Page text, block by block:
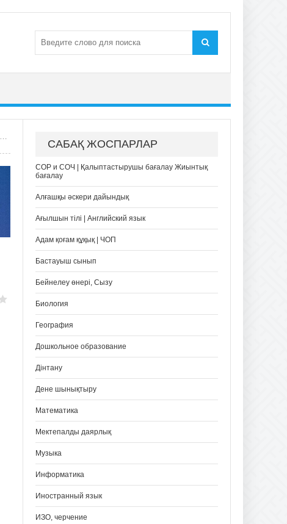
САБАҚ ЖОСПАРЛАР
СОР и СОЧ | Қалыптастырушы бағалау Жиынтық
бағалау
Алғашқы әскери дайындық
Ағылшын тілі | Английский язык
Адам қоғам құқық | ЧОП
Бастауыш сынып
Бейнелеу өнері, Сызу
Биология
География
Дошкольное образование
Дінтану
Дене шынықтыру
Математика
Мектепалды даярлық
Музыка
Информатика
Иностранный язык
ИЗО, черчение